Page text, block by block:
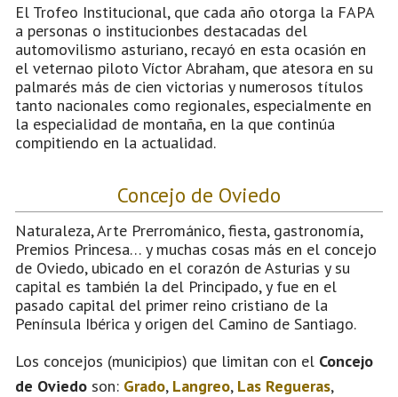
El Trofeo Institucional, que cada año otorga la FAPA
a personas o institucionbes destacadas del
automovilismo asturiano, recayó en esta ocasión en
el veternao piloto Víctor Abraham, que atesora en su
palmarés más de cien victorias y numerosos títulos
tanto nacionales como regionales, especialmente en
la especialidad de montaña, en la que continúa
compitiendo en la actualidad.
Concejo de Oviedo
Naturaleza, Arte Prerrománico, fiesta, gastronomía,
Premios Princesa… y muchas cosas más en el concejo
de Oviedo, ubicado en el corazón de Asturias y su
capital es también la del Principado, y fue en el
pasado capital del primer reino cristiano de la
Península Ibérica y origen del Camino de Santiago.
Los concejos (municipios) que limitan con el Concejo
de Oviedo son: Grado, Langreo, Las Regueras,